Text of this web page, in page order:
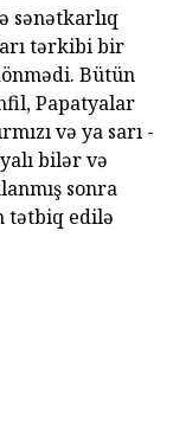
sənətkarlıq
tərkibi bir
Bütün
Papatyalar
və ya sarı -
bilər və
sonra
tətbiq edilə